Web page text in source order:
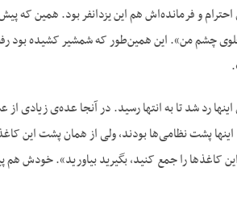
احترام و فرمانده‌اش هم این یزدانفر بود. همین
جلوی چشم من». این همین‌طور که شمشیر کشیده
رد شد تا به انتها رسید. در آنجا عده‌ی زیادی
پشت نظامی‌ها بودند، ولی از همان پشت این
را جمع کنید، بگیرید بیاورید». خودش هم